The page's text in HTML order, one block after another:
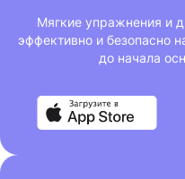
Мягкие упражнения и
эффективно и безопасно
до начала